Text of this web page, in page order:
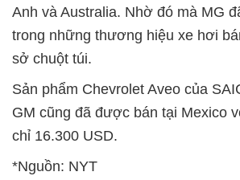
Anh và Australia. Nhờ đó mà MG
trong những thương hiệu xe hơi
sở chuột túi.
Sản phẩm Chevrolet Aveo của
GM cũng đã được bán tại Mexico
chỉ 16.300 USD.
*Nguồn: NYT